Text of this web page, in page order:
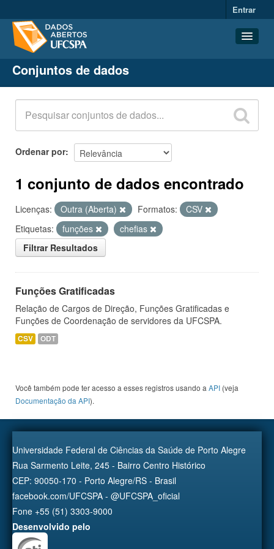
Entrar
Conjuntos de dados
Organizações
Grupos
Sobre
Conjuntos de dados
Ordenar por
1 conjunto de dados encontrado
Licenças: Outra (Aberta) Formatos:
CSV
Etiquetas:
funções
chefias
Filtrar Resultados
Funções Gratificadas
Relação de Cargos de Direção, Funções Gratificadas e
Funções de Coordenação de servidores da UFCSPA.
CSV ODT
Você também pode ter acesso a esses registros usando a API (veja
Documentação da API).
Universidade Federal de Ciências da Saúde de Porto Alegre
Rua Sarmento Leite, 245 - Bairro Centro Histórico
CEP: 90050-170 - Porto Alegre/RS - Brasil
facebook.com/UFCSPA - @UFCSPA_oficial
Fone +55 (51) 3303-9000
Desenvolvido pelo